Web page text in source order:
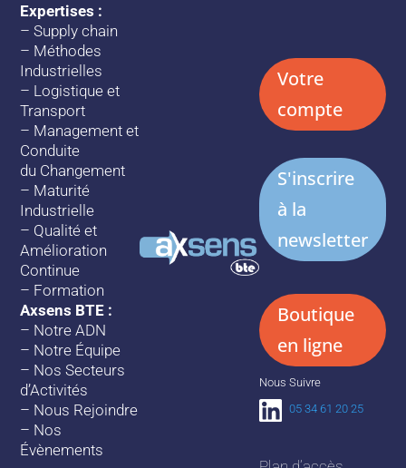
Expertises :
–Supply chain
– Méthodes
Industrielles
– Logistique et
Transport
– Management et
Conduite
du Changement
– Maturité
Industrielle
– Qualité et
Amélioration
Continue
– Formation
Axsens BTE :
– Notre ADN
– Notre Équipe
– Nos Secteurs
d’Activités
– Nous Rejoindre
– Nos
Évènements
Votre
compte
S'inscrire
à la
newsletter
Boutique
en ligne
Nous Suivre
05 34 61 20 25